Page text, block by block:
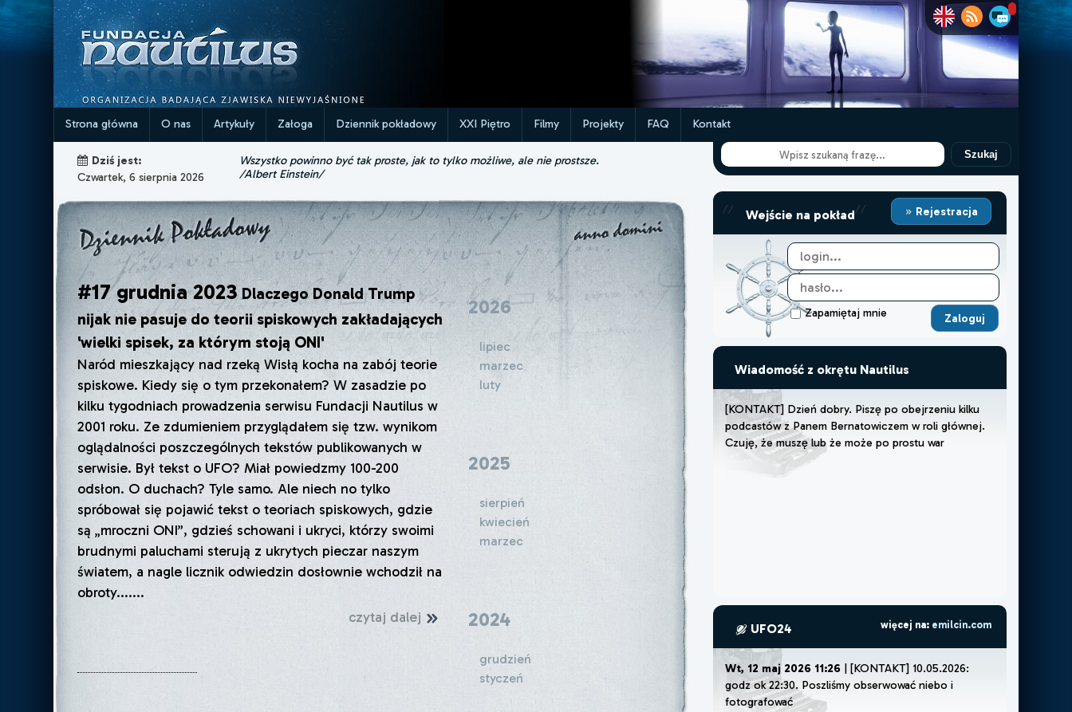
Strona główna O nas Artykuły Załoga Dziennik pokładowy XXI Piętro Filmy Projekty FAQ Kontakt
Dziś jest:
Czwartek, 6 sierpnia 2026
Wszystko powinno być tak proste, jak to tylko możliwe, ale nie prostsze.
/Albert Einstein/
#17 grudnia 2023 Dlaczego Donald Trump
nijak nie pasuje do teorii spiskowych zakładających
'wielki spisek, za którym stoją ONI'
Naród mieszkający nad rzeką Wisłą kocha na zabój teorie
spiskowe. Kiedy się o tym przekonałem? W zasadzie po
kilku tygodniach prowadzenia serwisu Fundacji Nautilus w
2001 roku. Ze zdumieniem przyglądałem się tzw. wynikom
oglądalności poszczególnych tekstów publikowanych w
serwisie. Był tekst o UFO? Miał powiedzmy 100-200
odsłon. O duchach? Tyle samo. Ale niech no tylko
spróbował się pojawić tekst o teoriach spiskowych, gdzie
są „mroczni ONI”, gdzieś schowani i ukryci, którzy swoimi
brudnymi paluchami sterują z ukrytych pieczar naszym
światem, a nagle licznik odwiedzin dosłownie wchodził na
obroty.......
czytaj dalej
2026
lipiec
marzec
luty
2025
sierpień
kwiecień
marzec
2024
grudzień
styczeń
Szukaj
// Wejście na pokład// Rejestracja
Zapamiętaj mnie
Wiadomość z okrętu Nautilus
[KONTAKT] Dzień dobry. Piszę po obejrzeniu kilku
podcastów z Panem Bernatowiczem w roli głównej.
Czuję, że muszę lub że może po prostu wart
em sw oim
UFO24 więcej na: emilcin.com
Wt, 12 maj 2026 11:26 | [KONTAKT] 10.05.2026:
godz ok 22:30. Poszliśmy obserwować niebo i
fotografować telefonem bo słyszeliśmy za ma być